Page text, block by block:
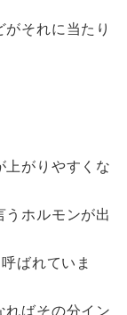
それに当たり
上がりやすくな
うホルモンが出
ばれていま
ればその分イン